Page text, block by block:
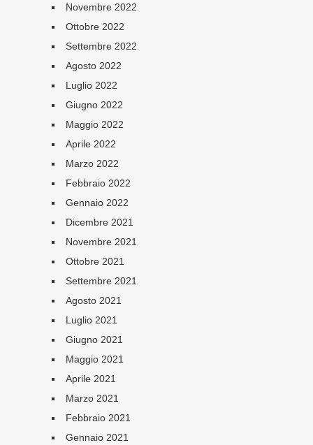
Novembre 2022
Ottobre 2022
Settembre 2022
Agosto 2022
Luglio 2022
Giugno 2022
Maggio 2022
Aprile 2022
Marzo 2022
Febbraio 2022
Gennaio 2022
Dicembre 2021
Novembre 2021
Ottobre 2021
Settembre 2021
Agosto 2021
Luglio 2021
Giugno 2021
Maggio 2021
Aprile 2021
Marzo 2021
Febbraio 2021
Gennaio 2021